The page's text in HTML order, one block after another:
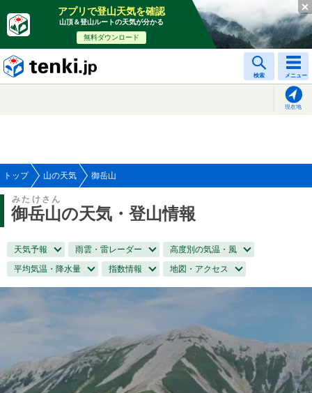
アプリで登山天気を確認
山頂＆登山ルートの天気が分かる
無料ダウンロード
検索 メニュー
現在地
トップ 山の天気 御岳山
御岳山
みたけさん
の天気・登山情報
天気予報 雨雲・雷レーダー
高度別の気温・風
平均気温・降水量
指数情報 地図・アクセス